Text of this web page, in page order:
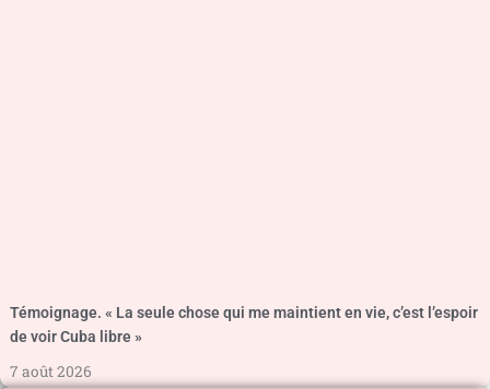
Témoignage. « La seule chose qui me maintient en vie, c’est l’espoir
de voir Cuba libre »
7 août 2026